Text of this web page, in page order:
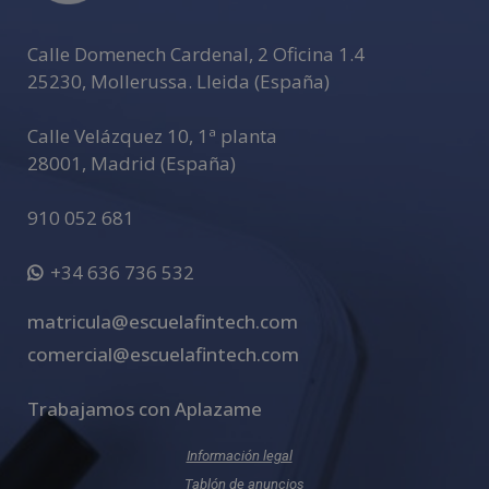
Calle Domenech Cardenal, 2 Oficina 1.4
25230, Mollerussa. Lleida (España)
Calle Velázquez 10, 1ª planta
28001 , Madrid (España)
910 052 681
+34 636 736 532
matricula@escuelafintech.com
comercial@escuelafintech.com
Trabajamos con Aplazame
Información legal
Tablón de anuncios